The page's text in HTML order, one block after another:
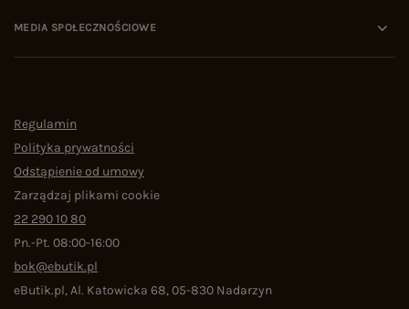
MEDIA SPOŁECZNOŚCIOWE
Regulamin
Polityka prywatności
Odstąpienie od umowy
Zarządzaj plikami cookie
22 290 10 80
Pn.-Pt. 08:00-16:00
bok@ebutik.pl
eButik.pl,Al. Katowicka 68,05-830 Nadarzyn